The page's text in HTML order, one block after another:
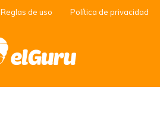
Reglas de uso Política de privacidad